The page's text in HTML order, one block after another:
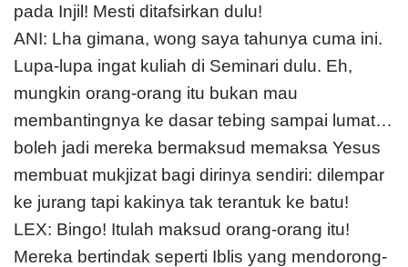
pada Injil! Mesti ditafsirkan dulu!
ANI: Lha gimana, wong saya tahunya cuma ini.
Lupa-lupa ingat kuliah di Seminari dulu. Eh,
mungkin orang-orang itu bukan mau
membantingnya ke dasar tebing sampai lumat…
boleh jadi mereka bermaksud memaksa Yesus
membuat mukjizat bagi dirinya sendiri: dilempar
ke jurang tapi kakinya tak terantuk ke batu!
LEX: Bingo! Itulah maksud orang-orang itu!
Mereka bertindak seperti Iblis yang mendorong-